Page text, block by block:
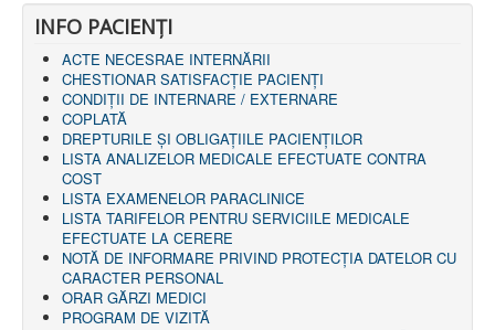
COMITET DIRECTOR
DECLARATIE MANAGER PRIVIND IMPLEMENTAREA
SISTEMULUI DE CALITATE 2019
PLAN MANAGEMENT
INTEGRITATE
ADMINISTRATIV
RESURSE UMANE
PROGRAM VOLUNTARIAT
JURIDIC
LEGISLAȚIE
ECONOMIC
ACHIZIŢII PUBLICE
INFO PACIENŢI
ACTE NECESRAE INTERNĂRII
CHESTIONAR SATISFACŢIE PACIENŢI
CONDIȚII DE INTERNARE / EXTERNARE
COPLATĂ
DREPTURILE ŞI OBLIGAŢIILE PACIENȚILOR
LISTA ANALIZELOR MEDICALE EFECTUATE CONTRA
COST
LISTA EXAMENELOR PARACLINICE
LISTA TARIFELOR PENTRU SERVICIILE MEDICALE
EFECTUATE LA CERERE
NOTĂ DE INFORMARE PRIVIND PROTECŢIA DATELOR CU
CARACTER PERSONAL
ORAR GĂRZI MEDICI
PROGRAM DE VIZITĂ